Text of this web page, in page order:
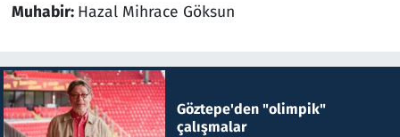
Muhabir: Hazal Mihrace Göksun
Göztepe'den "olimpik"
çalışmalar